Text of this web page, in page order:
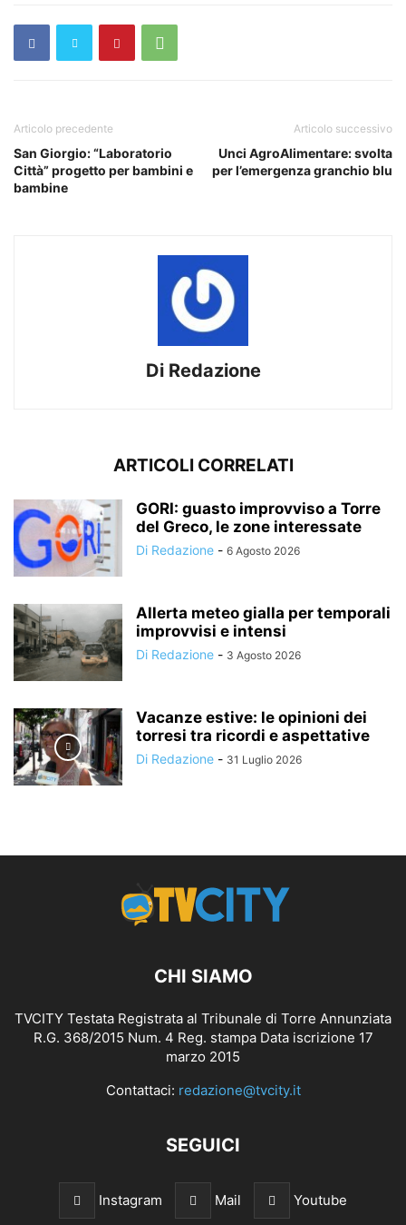
Articolo precedente
San Giorgio: “Laboratorio
Città” progetto per bambini e
bambine
Articolo successivo
Unci AgroAlimentare: svolta
per l’emergenza granchio blu
Di Redazione
ARTICOLI CORRELATI
GORI: guasto improvviso a Torre
del Greco, le zone interessate
Di Redazione - 6 Agosto 2026
Allerta meteo gialla per temporali
improvvisi e intensi
Di Redazione - 3 Agosto 2026
Vacanze estive: le opinioni dei
torresi tra ricordi e aspettative
Di Redazione - 31 Luglio 2026
CHI SIAMO
TVCITY Testata Registrata al Tribunale di Torre Annunziata
R.G. 368/2015 Num. 4 Reg. stampa Data iscrizione 17
marzo 2015
Contattaci: redazione@tvcity.it
SEGUICI
Instagram Mail Youtube